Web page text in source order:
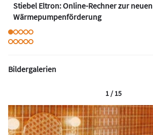
Stiebel Eltron: Online-Rechner zur neuen
Wärmepumpenförderung
Bildergalerien
1 / 15